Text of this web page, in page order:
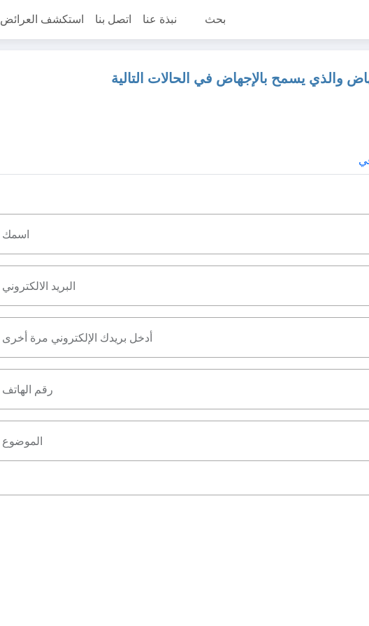
استكشف العرائض اتصل بنا نبذة عنا بحث
والذي يسمح بالإجهاض في الحالات التالية
اسمك
البريد الالكتروني
أدخل بريدك الإلكتروني مرة أخرى
رقم الهاتف
الموضوع